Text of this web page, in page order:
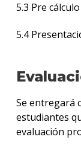
5.3 Pre
5.4
Se entregará
estudiantes
evaluación